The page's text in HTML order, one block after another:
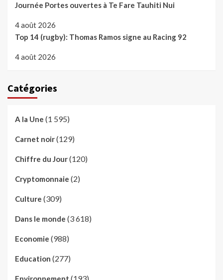
Journée Portes ouvertes à Te Fare Tauhiti Nui
4 août 2026
Top 14 (rugby): Thomas Ramos signe au Racing 92
4 août 2026
Catégories
A la Une (1 595)
Carnet noir(129)
Chiffre du Jour(120)
Cryptomonnaie (2)
Culture (309)
Dans le monde (3 618)
Economie (988)
Education (277)